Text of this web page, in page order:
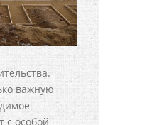
важную
с особой